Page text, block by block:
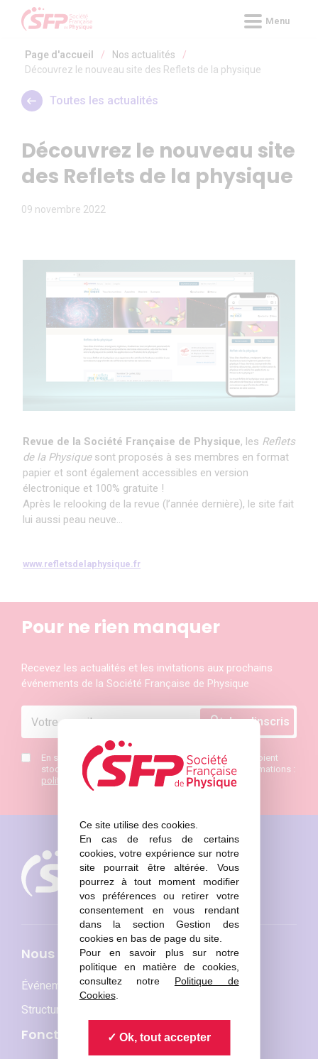
Panneau de gestion des cookies
Ce site utilise des cookies.
En cas de refus de certains
cookies, votre expérience sur notre
site pourrait être altérée. Vous
pourrez à tout moment modifier
vos préférences ou retirer votre
consentement en vous rendant
dans la section Gestion des
cookies en bas de page du site.
Pour en savoir plus sur notre
politique en matière de cookies,
consultez notre Politique de
Cookies.
Ok, tout accepter
Menu
Page d'accueil / Nos actualités
/
Découvrez le nouveau site des Reflets de la physique
Toutes les actualités
Découvrez le nouveau site
des Reflets de la physique
09 novembre 2022
Revue de la Société Française de Physique, les Reflets
de la Physiquesont proposés à ses membres en format
papier et sont également accessibles en version
électronique et 100% gratuite !
Après le relooking de la revue (l’année dernière), le site fait
lui aussi peau neuve…
www.refletsdelaphysique.fr
Pour ne rien manquer
Recevez les actualités et les invitations aux prochains
événements de la Société Française de Physique
En saisissant mon mail j’accepte que mes données soient
stockées et de recevoir la newsletter SFP. Plus d’informations :
politique de confidentialité
*
Nous connaître
Événements phares
Structures membres
Fonctionnement